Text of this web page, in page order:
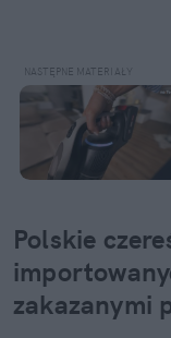
Polskie
zakazanymi